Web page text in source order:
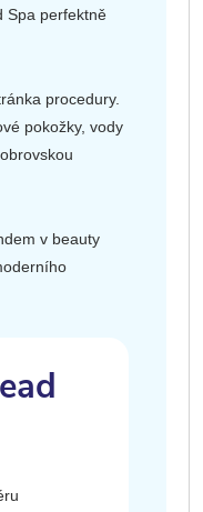
Spa perfektně
procedury.
pokožky, vody
v beauty